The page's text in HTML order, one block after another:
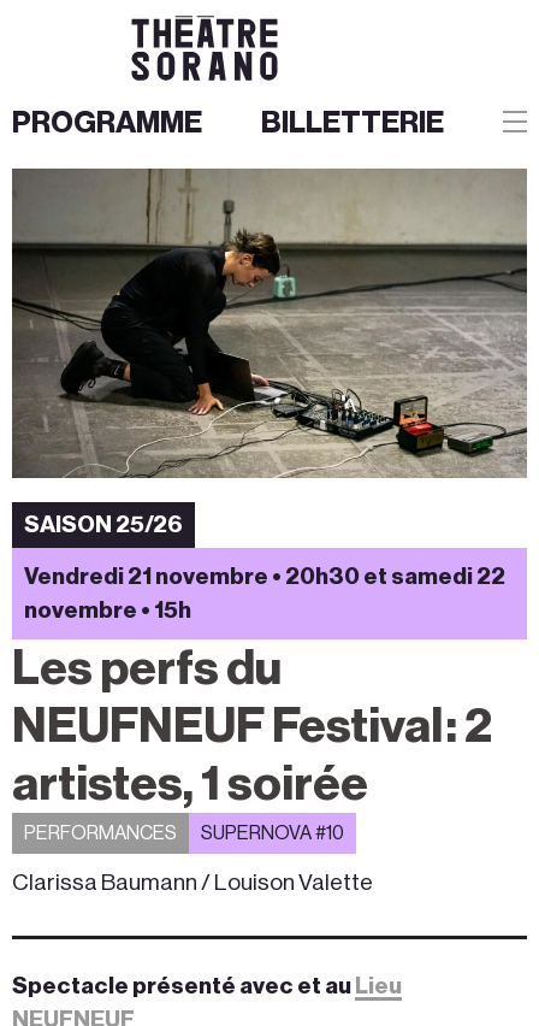
contenu
PROGRAMME BILLETTERIE
SAISON 25/26
Vendredi 21 novembre • 20h30 et samedi 22
novembre • 15h
Les perfs du
NEUFNEUF Festival : 2
artistes, 1 soirée
PERFORMANCES SUPERNOVA #10
Clarissa Baumann / Louison Valette
Spectacle présenté avec et au Lieu
NEUFNEUF